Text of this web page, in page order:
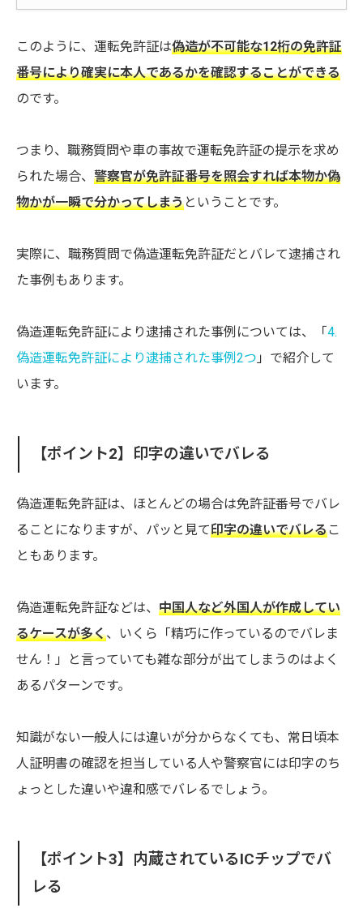
このように、運転免許証は偽造が不可能な12桁の免許証
番号により確実に本人であるかを確認することができる
のです。
つまり、職務質問や車の事故で運転免許証の提示を求め
られた場合、 警察官が免許証番号を照会すれば本物か偽
物かが一瞬で分かってしまうということです。
実際に、職務質問で偽造運転免許証だとバレて逮捕され
た事例もあります。
偽造運転免許証により逮捕された事例については、「4.
偽造運転免許証により逮捕された事例2つ 」で紹介して
います。
【ポイント2】印字の違いでバレる
偽造運転免許証は、ほとんどの場合は免許証番号でバレ
ることになりますが、パッと見て印字の違いでバレるこ
ともあります。
偽造運転免許証などは、 中国人など外国人が作成してい
るケースが多く、いくら「精巧に作っているのでバレま
せん！」と言っていても雑な部分が出てしまうのはよく
あるパターンです。
知識がない一般人には違いが分からなくても、常日頃本
人証明書の確認を担当している人や警察官には印字のち
ょっとした違いや違和感でバレるでしょう。
【ポイント3】内蔵されているICチップでバ
レる